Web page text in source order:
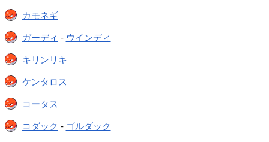
カモネギ
ガーディ - ウインディ
キリンリキ
ケンタロス
コータス
コダック - ゴルダック